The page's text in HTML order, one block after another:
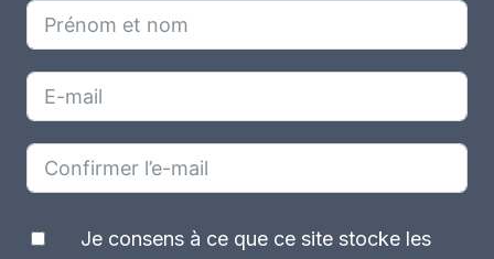
Je consens à ce que ce site stocke les